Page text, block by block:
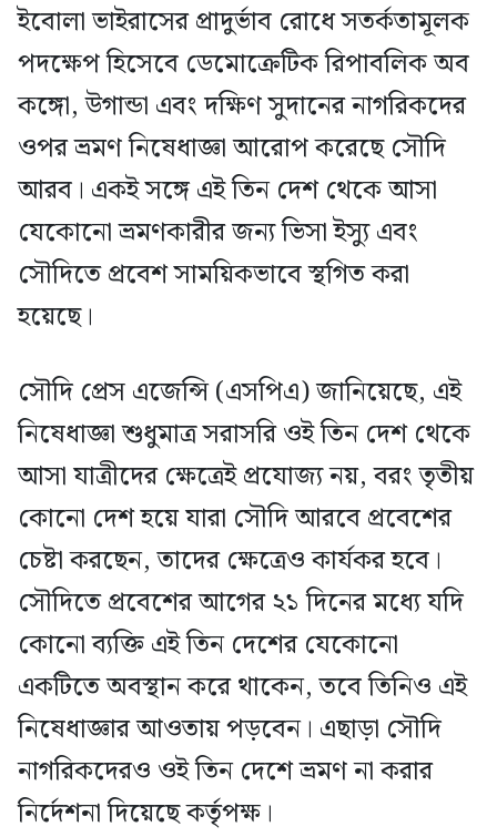
ইবোলা ভাইরাসের প্রাদুর্ভাব রোধে সতর্কতামূলক
পদক্ষেপ হিসেবে ডেমোক্রেটিক রিপাবলিক অব
কঙ্গো, উগান্ডা এবং দক্ষিণ সুদানের নাগরিকদের
ওপর ভ্রমণ নিষেধাজ্ঞা আরোপ করেছে সৌদি
আরব। একই সঙ্গে এই তিন দেশ থেকে আসা
যেকোনো ভ্রমণকারীর জন্য ভিসা ইস্যু এবং
সৌদিতে প্রবেশ সাময়িকভাবে স্থগিত করা
হয়েছে।
সৌদি প্রেস এজেন্সি (এসপিএ) জানিয়েছে, এই
নিষেধাজ্ঞা শুধুমাত্র সরাসরি ওই তিন দেশ থেকে
আসা যাত্রীদের ক্ষেত্রেই প্রযোজ্য নয়, বরং তৃতীয়
কোনো দেশ হয়ে যারা সৌদি আরবে প্রবেশের
চেষ্টা করছেন, তাদের ক্ষেত্রেও কার্যকর হবে।
সৌদিতে প্রবেশের আগের ২১ দিনের মধ্যে যদি
কোনো ব্যক্তি এই তিন দেশের যেকোনো
একটিতে অবস্থান করে থাকেন, তবে তিনিও এই
নিষেধাজ্ঞার আওতায় পড়বেন। এছাড়া সৌদি
নাগরিকদেরও ওই তিন দেশে ভ্রমণ না করার
নির্দেশনা দিয়েছে কর্তৃপক্ষ।